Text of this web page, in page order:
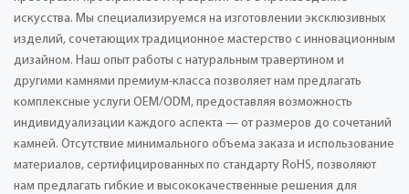
искусства. Мы специализируемся на изготовлении эксклюзивных
изделий, сочетающих традиционное мастерство с инновационным
дизайном. Наш опыт работы с натуральным травертином и
другими камнями премиум-класса позволяет нам предлагать
комплексные услуги OEM/ODM, предоставляя возможность
индивидуализации каждого аспекта — от размеров до сочетаний
камней. Отсутствие минимального объема заказа и использование
материалов, сертифицированных по стандарту RoHS, позволяют
нам предлагать гибкие и высококачественные решения для